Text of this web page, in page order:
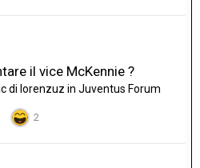
il vice McKennie ?
di lorenzuz in Juventus Forum
2